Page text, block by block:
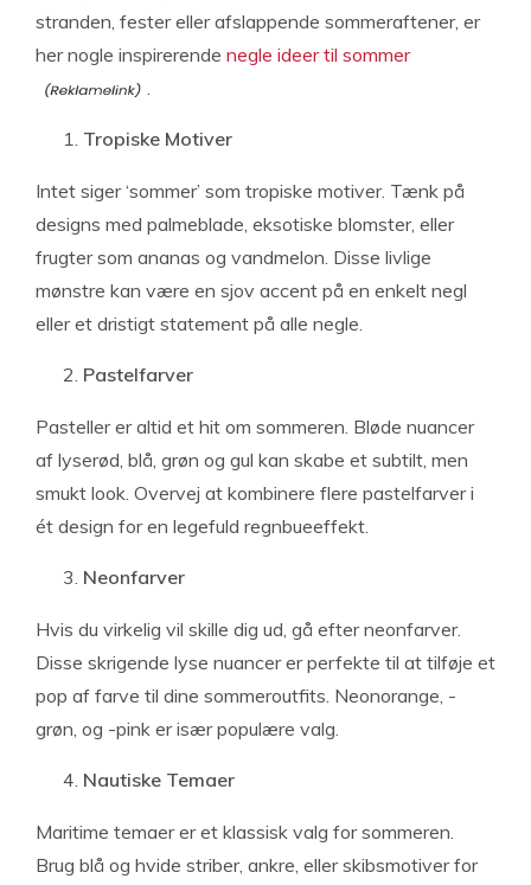
stranden, fester eller afslappende sommeraftener, er
her nogle inspirerende negle ideer til sommer
.
Tropiske Motiver
Intet siger ‘sommer’ som tropiske motiver. Tænk på
designs med palmeblade, eksotiske blomster, eller
frugter som ananas og vandmelon. Disse livlige
mønstre kan være en sjov accent på en enkelt negl
eller et dristigt statement på alle negle.
Pastelfarver
Pasteller er altid et hit om sommeren. Bløde nuancer
af lyserød, blå, grøn og gul kan skabe et subtilt, men
smukt look. Overvej at kombinere flere pastelfarver i
ét design for en legefuld regnbueeffekt.
Neonfarver
Hvis du virkelig vil skille dig ud, gå efter neonfarver.
Disse skrigende lyse nuancer er perfekte til at tilføje et
pop af farve til dine sommeroutfits. Neonorange, -
grøn, og -pink er især populære valg.
Nautiske Temaer
Maritime temaer er et klassisk valg for sommeren.
Brug blå og hvide striber, ankre, eller skibsmotiver for